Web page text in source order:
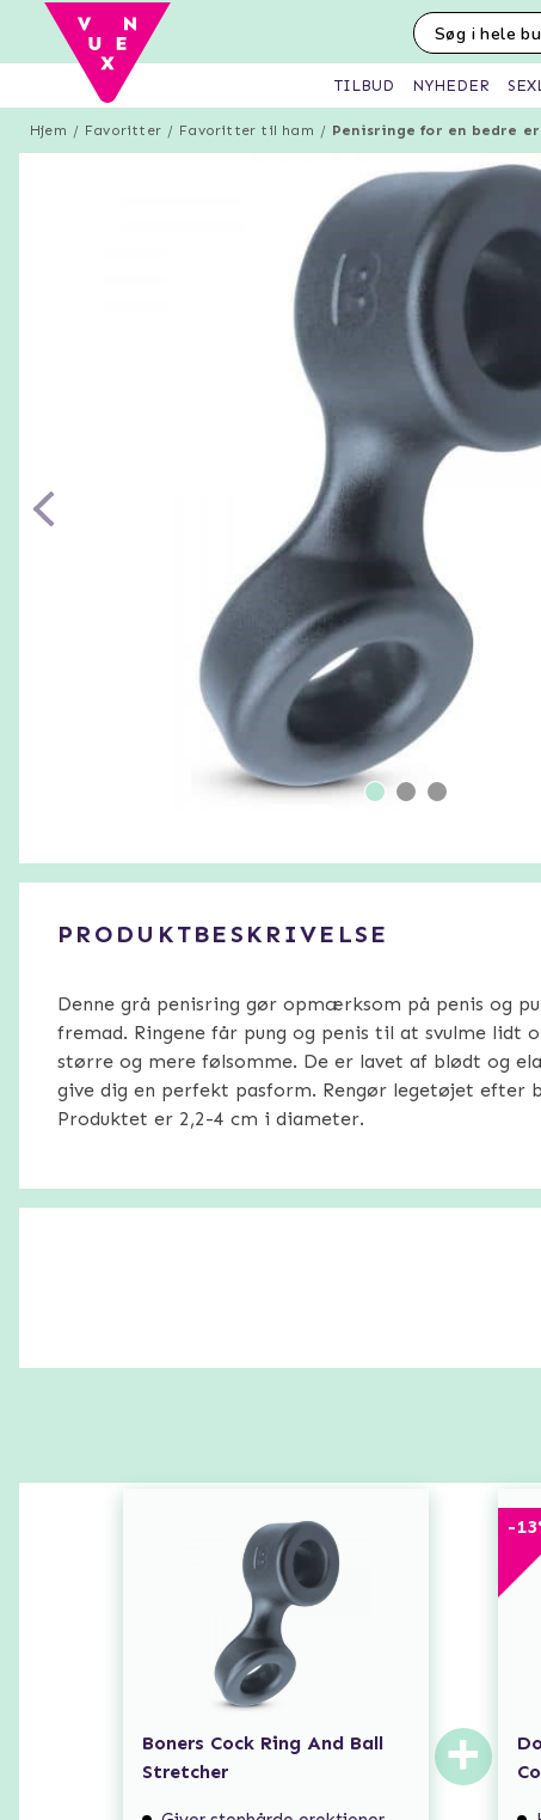
Hjem Favoritter Favoritter til ham Penisringe for en bedre
PRODUKTBESKRIVELSE
Denne grå penisring gør opmærksom på penis og
fremad. Ringene får pung og penis til at svulme lidt
større og mere følsomme. De er lavet af blødt og
give dig en perfekt pasform. Rengør legetøjet efter
Produktet er 2,2-4 cm i diameter.
Boners Cock Ring And Ball
Stretcher
+
-13
TILBUD NYHEDER